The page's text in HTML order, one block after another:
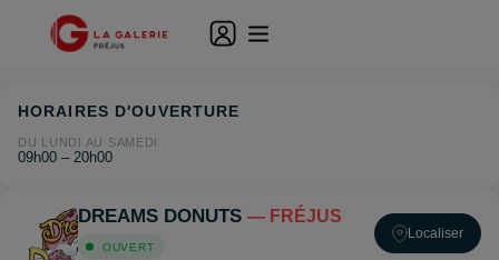
DREAMS DONUTS — FRÉJUS
OUVERT
Localiser
HORAIRES D'OUVERTURE
DU LUNDI AU SAMEDI
09h00 – 20h00